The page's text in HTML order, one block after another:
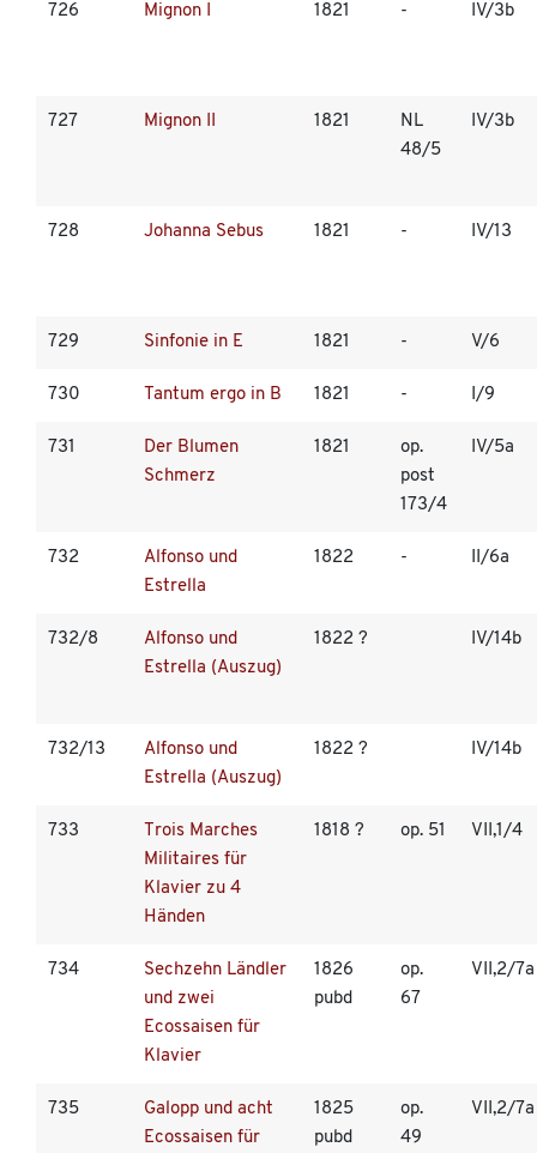
726 Mignon I 1821 - IV/3b
727 Mignon II 1821
NL
48/5
IV/3b
728 Johanna Sebus 1821 - IV/13
729 Sinfonie in E 1821 - V/6
730 Tantum ergo in B 1821 - I/9
731
Der Blumen
Schmerz
1821
op.
post
173/4
IV/5a
732
Alfonso und
Estrella
1822 - II/6a
732/8
Alfonso und
Estrella (Auszug)
1822 ? IV/14b
732/13
Alfonso und
Estrella (Auszug)
1822 ? IV/14b
733
Trois Marches
Militaires für
Klavier zu 4
Händen
1818 ? op. 51 VII,1/4
734
Sechzehn Ländler
und zwei
Ecossaisen für
Klavier
1826
pubd
op.
67
VII,2/7a
735
Galopp und acht
Ecossaisen für
1825
pubd
op.
49
VII,2/7a